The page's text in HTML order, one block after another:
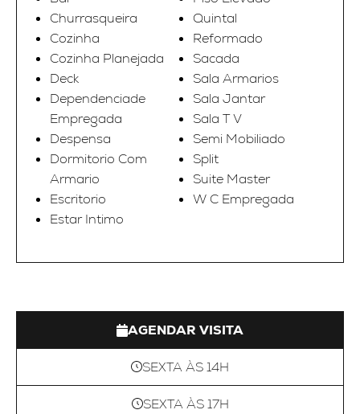
Churrasqueira
Cozinha
Cozinha Planejada
Deck
Dependenciade
Empregada
Despensa
Dormitorio Com
Armario
Escritorio
Estar Intimo
Quintal
Reformado
Sacada
Sala Armarios
Sala Jantar
Sala T V
Semi Mobiliado
Split
Suite Master
W C Empregada
AGENDAR VISITA
SEXTA ÀS 14H
SEXTA ÀS 17H